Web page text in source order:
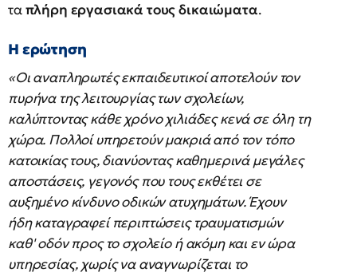
ταπλήρη εργασιακά τους δικαιώματα.
Η ερώτηση
«Οι αναπληρωτές εκπαιδευτικοί αποτελούν τον
πυρήνα της λειτουργίας των σχολείων,
καλύπτοντας κάθε χρόνο χιλιάδες κενά σε όλη τη
χώρα. Πολλοί υπηρετούν μακριά από τον τόπο
κατοικίας τους, διανύοντας καθημερινά μεγάλες
αποστάσεις, γεγονός που τους εκθέτει σε
αυξημένο κίνδυνο οδικών ατυχημάτων. Έχουν
ήδη καταγραφεί περιπτώσεις τραυματισμών
καθ' οδόν προς το σχολείο ή ακόμη και εν ώρα
υπηρεσίας, χωρίς να αναγνωρίζεται το